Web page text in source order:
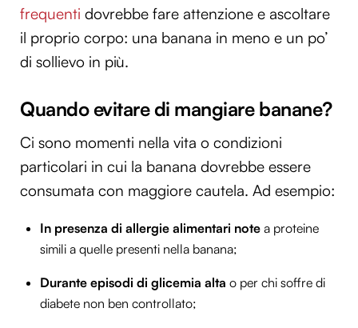
frequenti dovrebbe fare attenzione e ascoltare
il proprio corpo: una banana in meno e un po’
di sollievo in più.
Quando evitare di mangiare banane?
Ci sono momenti nella vita o condizioni
particolari in cui la banana dovrebbe essere
consumata con maggiore cautela. Ad esempio:
In presenza di allergie alimentari note a proteine
simili a quelle presenti nella banana;
Durante episodi di glicemia alta o per chi soffre di
diabete non ben controllato;